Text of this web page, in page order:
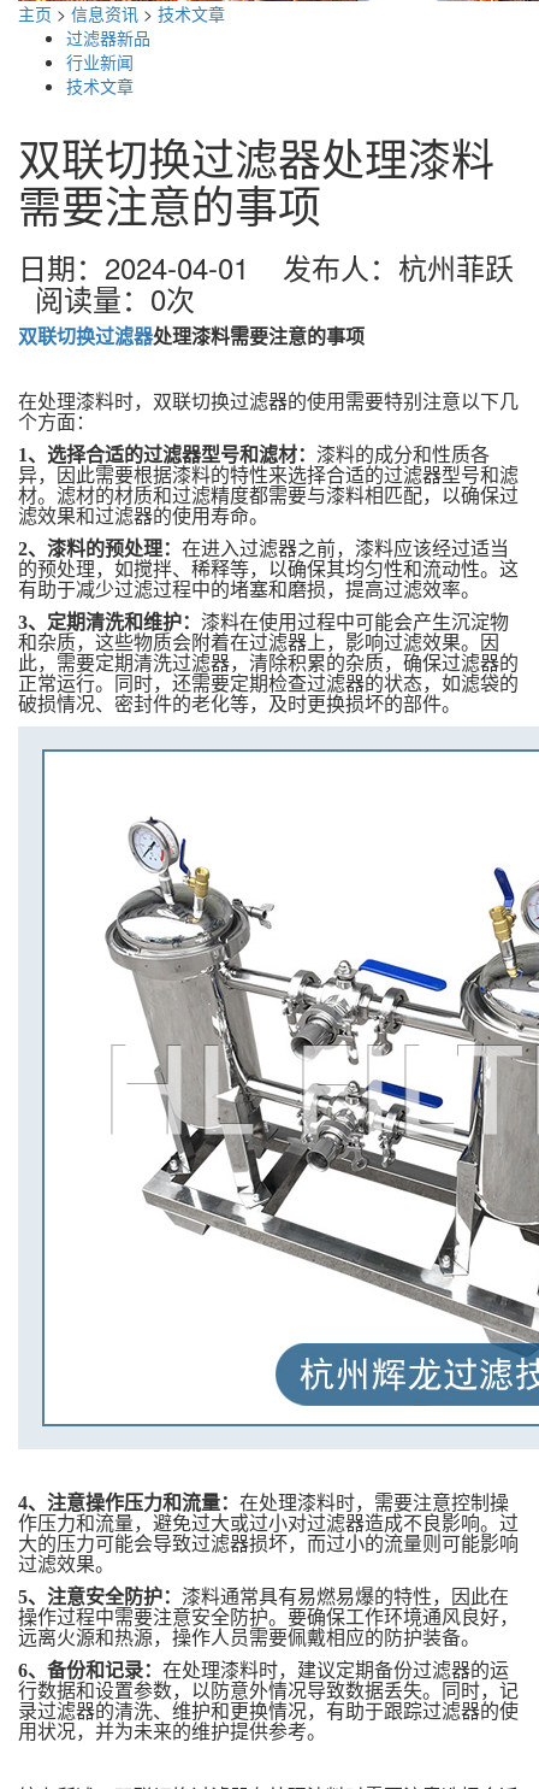
主页 > 信息资讯 > 技术文章
过滤器新品
行业新闻
技术文章
双联切换过滤器处理漆料
需要注意的事项
日期：2024-04-01 发布人：杭州菲跃
阅读量： 0次
双联切换过滤器处理漆料需要注意的事项
在处理漆料时，双联切换过滤器的使用需要特别注意以下几
个方面：
1、 选择合适的过滤器型号和滤材： 漆料的成分和性质各
异，因此需要根据漆料的特性来选择合适的过滤器型号和滤
材。滤材的材质和过滤精度都需要与漆料相匹配，以确保过
滤效果和过滤器的使用寿命。
2、 漆料的预处理： 在进入过滤器之前，漆料应该经过适当
的预处理，如搅拌、稀释等，以确保其均匀性和流动性。这
有助于减少过滤过程中的堵塞和磨损，提高过滤效率。
3、 定期清洗和维护： 漆料在使用过程中可能会产生沉淀物
和杂质，这些物质会附着在过滤器上，影响过滤效果。因
此，需要定期清洗过滤器，清除积累的杂质，确保过滤器的
正常运行。同时，还需要定期检查过滤器的状态，如滤袋的
破损情况、密封件的老化等，及时更换损坏的部件。
4、 注意操作压力和流量： 在处理漆料时，需要注意控制操
作压力和流量，避免过大或过小对过滤器造成不良影响。过
大的压力可能会导致过滤器损坏，而过小的流量则可能影响
过滤效果。
5、 注意安全防护： 漆料通常具有易燃易爆的特性，因此在
操作过程中需要注意安全防护。要确保工作环境通风良好，
远离火源和热源，操作人员需要佩戴相应的防护装备。
6、 备份和记录： 在处理漆料时，建议定期备份过滤器的运
行数据和设置参数，以防意外情况导致数据丢失。同时，记
录过滤器的清洗、维护和更换情况，有助于跟踪过滤器的使
用状况，并为未来的维护提供参考。